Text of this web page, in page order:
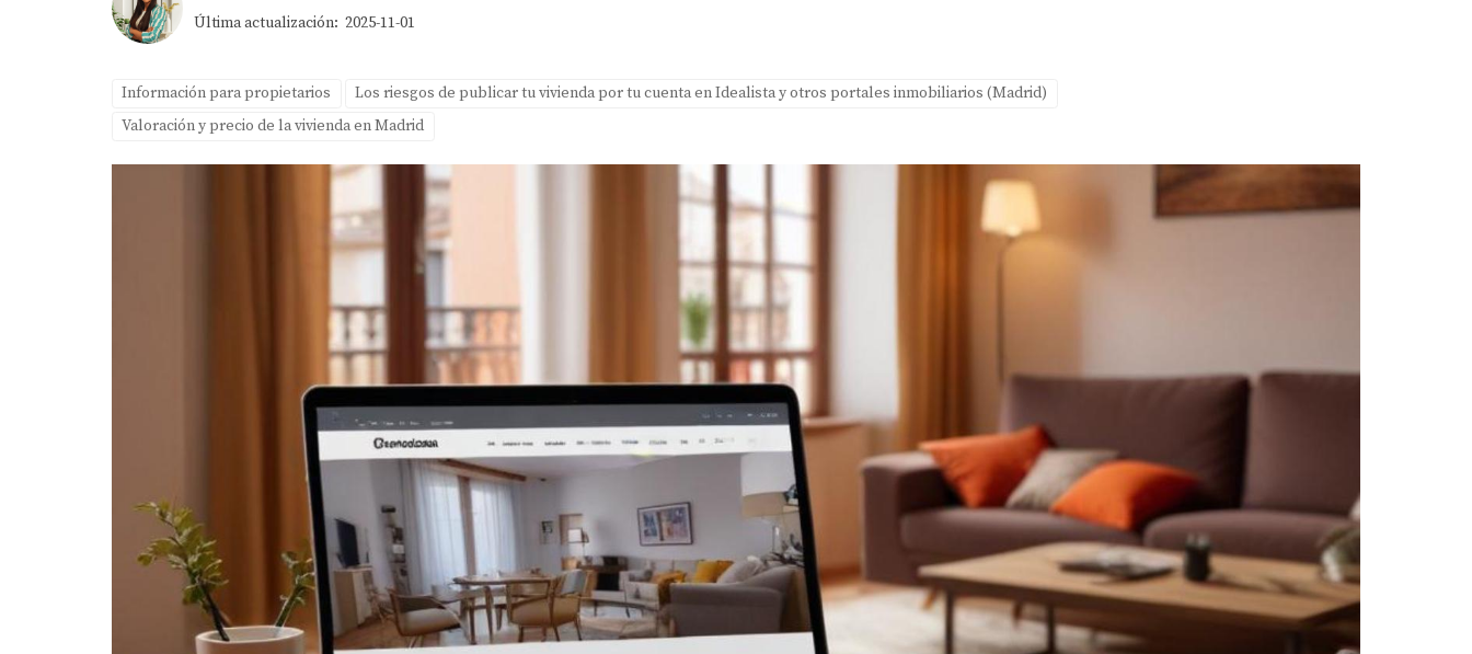
Última actualización: 2025-11-01
Información para propietarios
Los riesgos de publicar tu vivienda por tu cuenta en Idealista y otros portales inmobiliarios (Madrid)
Valoración y precio de la vivienda en Madrid